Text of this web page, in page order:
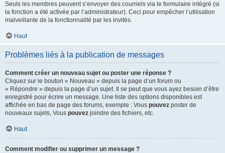
Seuls les membres peuvent s’envoyer des courriels via le formulaire intégré (si
la fonction a été activée par l’administrateur). Ceci pour empêcher l’utilisation
malveillante de la fonctionnalité par les invités.
Haut
Problèmes liés à la publication de messages
Comment créer un nouveau sujet ou poster une réponse ?
Cliquez sur le bouton « Nouveau » depuis la page d’un forum ou
« Répondre » depuis la page d’un sujet. Il se peut que vous ayez besoin d’être
enregistré pour écrire un message. Une liste des options disponibles est
affichée en bas de page des forums, exemple : Vous pouvez poster de
nouveaux sujets, Vous pouvez joindre des fichiers, etc.
Haut
Comment modifier ou supprimer un message ?